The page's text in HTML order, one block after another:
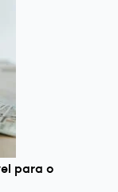
para o